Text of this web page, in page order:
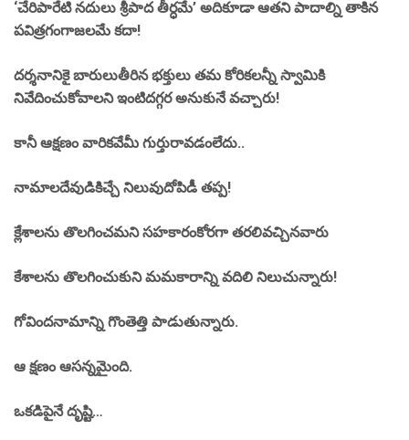
‘చేరిపారేటి నదులు శ్రీపాద తీర్ధమే’ అదికూడా ఆతని పాదాల్ని తాకిన
పవిత్రగంగాజలమే కదా!
దర్శనానికై బారులుతీరిన భక్తులు తమ కోరికలన్నీ స్వామికి
నివేదించుకోవాలని ఇంటిదగ్గర అనుకునే వచ్చారు!
కానీ ఆక్షణం వారికవేమీ గుర్తురావడంలేదు..
నామాలదేవుడికిచ్చే నిలువుదోపిడీ తప్ప!
క్లేశాలను తొలగించమని సహకారంకోరగా తరలివచ్చినవారు
కేశాలను తొలగించుకుని మమకారాన్ని వదిలి నిలుచున్నారు!
గోవిందనామాన్ని గొంతెత్తి పాడుతున్నారు.
ఆ క్షణం ఆసన్నమైంది.
ఒకడిపైనే దృష్టి…